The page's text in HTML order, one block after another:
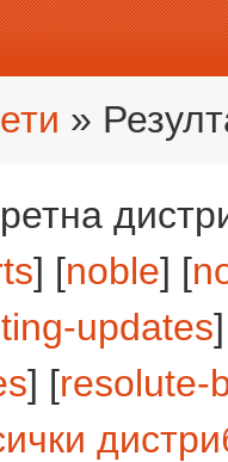
»
] [noble] [
updates
] [resolute-